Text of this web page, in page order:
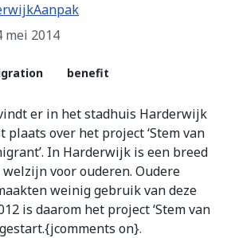
mei 2014
benefit
er in het stadhuis Harderwijk
over het project ‘Stem van
In Harderwijk is een breed
voor ouderen. Oudere
weinig gebruik van deze
is daarom het project ‘Stem van
on}.